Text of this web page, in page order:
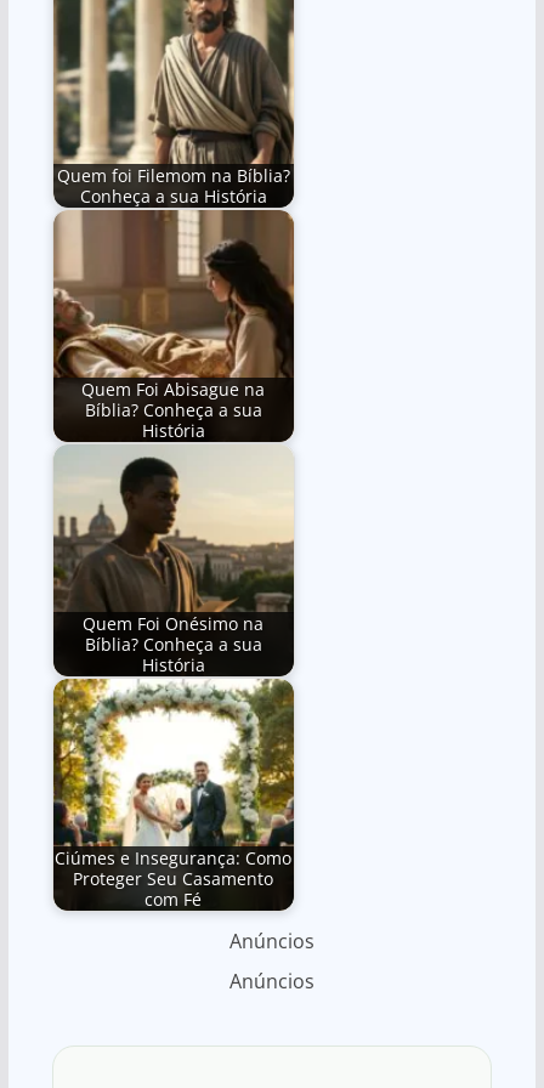
Quem foi Filemom na Bíblia?
Conheça a sua História
Quem Foi Abisague na
Bíblia? Conheça a sua
História
Quem Foi Onésimo na
Bíblia? Conheça a sua
História
Ciúmes e Insegurança: Como
Proteger Seu Casamento
com Fé
Anúncios
Anúncios